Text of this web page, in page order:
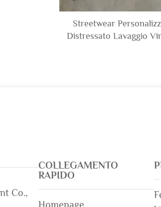
Streetwear
Distressato Lavaggio
Co.,
COLLEGAMENTO
RAPIDO
Homepage